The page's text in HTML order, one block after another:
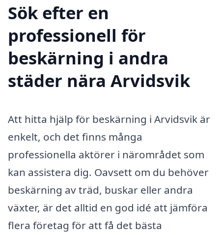
Sök efter en
professionell för
beskärning i andra
städer nära Arvidsvik
Att hitta hjälp för beskärning i Arvidsvik är
enkelt, och det finns många
professionella aktörer i närområdet som
kan assistera dig. Oavsett om du behöver
beskärning av träd, buskar eller andra
växter, är det alltid en god idé att jämföra
flera företag för att få det bästa